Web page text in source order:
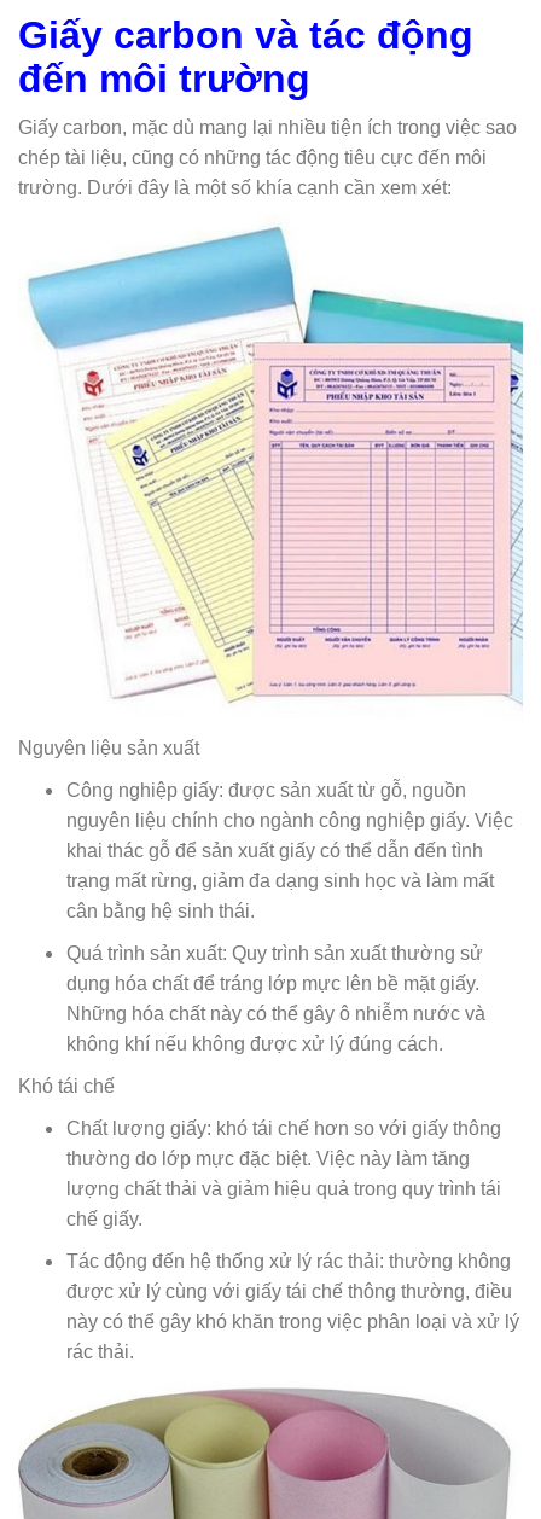
Giấy carbon và tác động
đến môi trường
Giấy carbon, mặc dù mang lại nhiều tiện ích trong việc sao
chép tài liệu, cũng có những tác động tiêu cực đến môi
trường. Dưới đây là một số khía cạnh cần xem xét:
Nguyên liệu sản xuất
Công nghiệp giấy: được sản xuất từ gỗ, nguồn
nguyên liệu chính cho ngành công nghiệp giấy. Việc
khai thác gỗ để sản xuất giấy có thể dẫn đến tình
trạng mất rừng, giảm đa dạng sinh học và làm mất
cân bằng hệ sinh thái.
Quá trình sản xuất: Quy trình sản xuất thường sử
dụng hóa chất để tráng lớp mực lên bề mặt giấy.
Những hóa chất này có thể gây ô nhiễm nước và
không khí nếu không được xử lý đúng cách.
Khó tái chế
Chất lượng giấy: khó tái chế hơn so với giấy thông
thường do lớp mực đặc biệt. Việc này làm tăng
lượng chất thải và giảm hiệu quả trong quy trình tái
chế giấy.
Tác động đến hệ thống xử lý rác thải: thường không
được xử lý cùng với giấy tái chế thông thường, điều
này có thể gây khó khăn trong việc phân loại và xử lý
rác thải.